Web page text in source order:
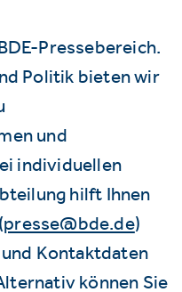
Pressebereich.
Politik bieten wir
und
individuellen
hilft Ihnen
presse@bde.de)
Kontaktdaten
können Sie